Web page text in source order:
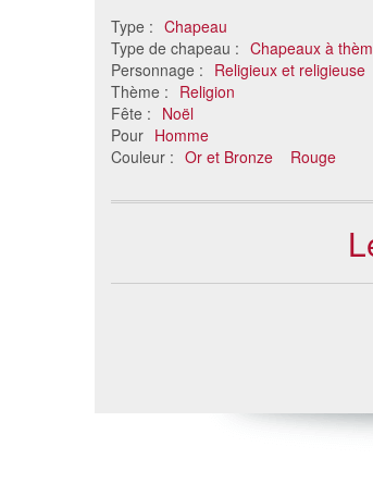
Type : Chapeau
Type de chapeau : Chapeaux à
Personnage : Religieux et religieuse
Thème : Religion
Fête : Noël
Pour Homme
Couleur : Or et Bronze Rouge
Bonnet pointu oriental doré
8.11 €